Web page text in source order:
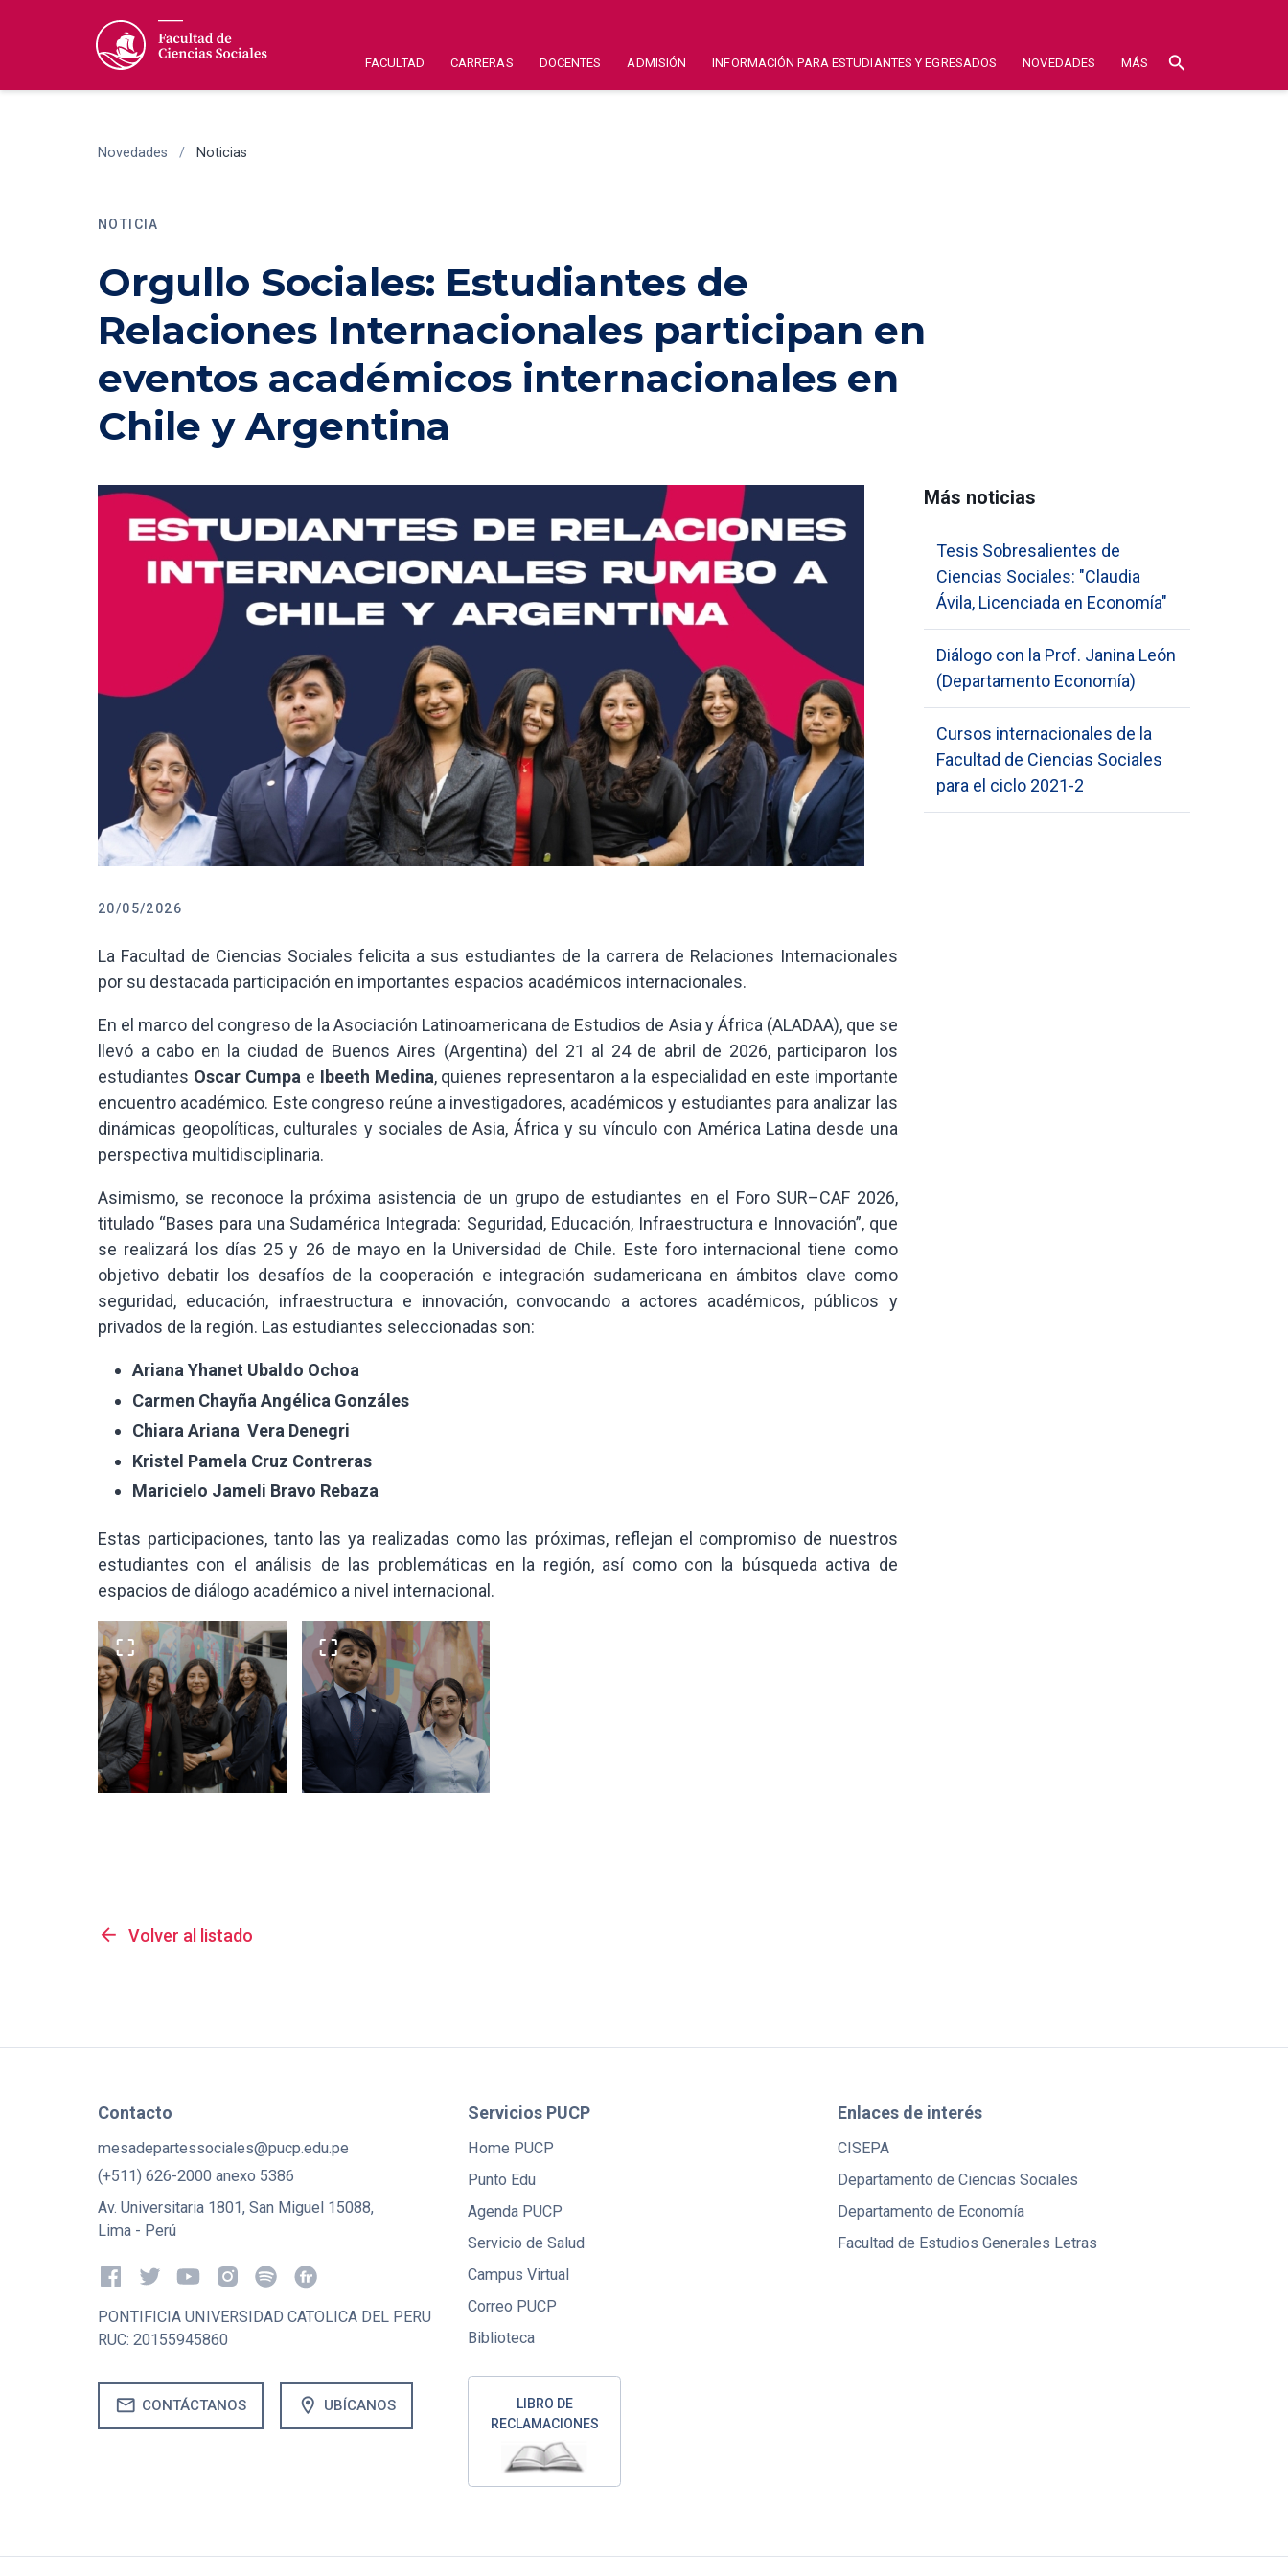
FACULTAD CARRERAS DOCENTES ADMISIÓN INFORMACIÓN PARA ESTUDIANTES Y EGRESADOS NOVEDADES MÁS search
Novedades / Noticias
NOTICIA
Orgullo Sociales: Estudiantes de
Relaciones Internacionales participan en
eventos académicos internacionales en
Chile y Argentina
20/05/2026
La Facultad de Ciencias Sociales felicita a sus estudiantes de la carrera de Relaciones Internacionales
por su destacada participación en importantes espacios académicos internacionales.
En el marco del congreso de la Asociación Latinoamericana de Estudios de Asia y África (ALADAA), que se
llevó a cabo en la ciudad de Buenos Aires (Argentina) del 21 al 24 de abril de 2026, participaron los
estudiantes Oscar Cumpa e Ibeeth Medina, quienes representaron a la especialidad en este importante
encuentro académico. Este congreso reúne a investigadores, académicos y estudiantes para analizar las
dinámicas geopolíticas, culturales y sociales de Asia, África y su vínculo con América Latina desde una
perspectiva multidisciplinaria.
Asimismo, se reconoce la próxima asistencia de un grupo de estudiantes en el Foro SUR–CAF 2026,
titulado “Bases para una Sudamérica Integrada: Seguridad, Educación, Infraestructura e Innovación”, que
se realizará los días 25 y 26 de mayo en la Universidad de Chile. Este foro internacional tiene como
objetivo debatir los desafíos de la cooperación e integración sudamericana en ámbitos clave como
seguridad, educación, infraestructura e innovación, convocando a actores académicos, públicos y
privados de la región. Las estudiantes seleccionadas son:
Ariana Yhanet Ubaldo Ochoa
Carmen Chayña Angélica Gonzáles
Chiara Ariana Vera Denegri
Kristel Pamela Cruz Contreras
Maricielo Jameli Bravo Rebaza
Estas participaciones, tanto las ya realizadas como las próximas, reflejan el compromiso de nuestros
estudiantes con el análisis de las problemáticas en la región, así como con la búsqueda activa de
espacios de diálogo académico a nivel internacional.
arrow_back Volver al listado
Más noticias
Tesis Sobresalientes de
Ciencias Sociales: "Claudia
Ávila, Licenciada en Economía"
Diálogo con la Prof. Janina León
(Departamento Economía)
Cursos internacionales de la
Facultad de Ciencias Sociales
para el ciclo 2021-2
Contacto
mesadepartessociales@pucp.edu.pe
(+511) 626-2000 anexo 5386
Av. Universitaria 1801, San Miguel 15088,
Lima - Perú
PONTIFICIA UNIVERSIDAD CATOLICA DEL PERU
RUC: 20155945860
mail CONTÁCTANOS location_on UBÍCANOS
Servicios PUCP
Home PUCP
Punto Edu
Agenda PUCP
Servicio de Salud
Campus Virtual
Correo PUCP
Biblioteca
LIBRO DE
RECLAMACIONES
Enlaces de interés
CISEPA
Departamento de Ciencias Sociales
Departamento de Economía
Facultad de Estudios Generales Letras